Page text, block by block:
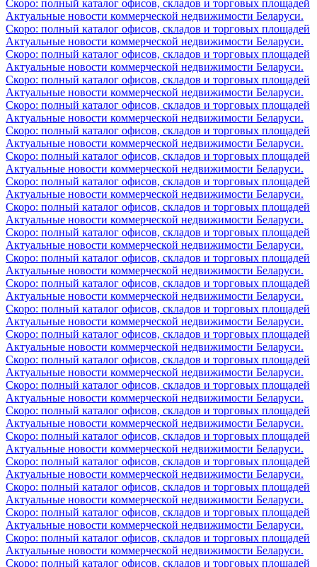
Скоро: полный каталог офисов, складов и торговых площадей
Актуальные новости коммерческой недвижимости Беларуси.
Скоро: полный каталог офисов, складов и торговых площадей
Актуальные новости коммерческой недвижимости Беларуси.
Скоро: полный каталог офисов, складов и торговых площадей
Актуальные новости коммерческой недвижимости Беларуси.
Скоро: полный каталог офисов, складов и торговых площадей
Актуальные новости коммерческой недвижимости Беларуси.
Скоро: полный каталог офисов, складов и торговых площадей
Актуальные новости коммерческой недвижимости Беларуси.
Скоро: полный каталог офисов, складов и торговых площадей
Актуальные новости коммерческой недвижимости Беларуси.
Скоро: полный каталог офисов, складов и торговых площадей
Актуальные новости коммерческой недвижимости Беларуси.
Скоро: полный каталог офисов, складов и торговых площадей
Актуальные новости коммерческой недвижимости Беларуси.
Скоро: полный каталог офисов, складов и торговых площадей
Актуальные новости коммерческой недвижимости Беларуси.
Скоро: полный каталог офисов, складов и торговых площадей
Актуальные новости коммерческой недвижимости Беларуси.
Скоро: полный каталог офисов, складов и торговых площадей
Актуальные новости коммерческой недвижимости Беларуси.
Скоро: полный каталог офисов, складов и торговых площадей
Актуальные новости коммерческой недвижимости Беларуси.
Скоро: полный каталог офисов, складов и торговых площадей
Актуальные новости коммерческой недвижимости Беларуси.
Скоро: полный каталог офисов, складов и торговых площадей
Актуальные новости коммерческой недвижимости Беларуси.
Скоро: полный каталог офисов, складов и торговых площадей
Актуальные новости коммерческой недвижимости Беларуси.
Скоро: полный каталог офисов, складов и торговых площадей
Актуальные новости коммерческой недвижимости Беларуси.
Скоро: полный каталог офисов, складов и торговых площадей
Актуальные новости коммерческой недвижимости Беларуси.
Скоро: полный каталог офисов, складов и торговых площадей
Актуальные новости коммерческой недвижимости Беларуси.
Скоро: полный каталог офисов, складов и торговых площадей
Актуальные новости коммерческой недвижимости Беларуси.
Скоро: полный каталог офисов, складов и торговых площадей
Актуальные новости коммерческой недвижимости Беларуси.
Скоро: полный каталог офисов, складов и торговых площадей
Актуальные новости коммерческой недвижимости Беларуси.
Скоро: полный каталог офисов, складов и торговых площадей
Актуальные новости коммерческой недвижимости Беларуси.
Скоро: полный каталог офисов, складов и торговых площадей